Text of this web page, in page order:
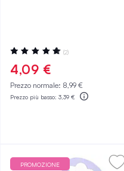
Valutazione:
100%
(2)
4,09 €
Prezzo normale: 8,99 €
Prezzo più basso: 3,39 €
PROMOZIONE